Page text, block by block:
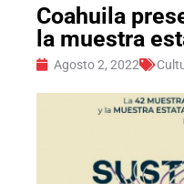
Coahuila
la muestra
Agosto 2, 2022